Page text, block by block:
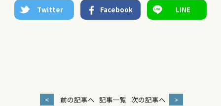
Twitter Facebook LINE
< 前の記事へ 記事一覧 次の記事へ >